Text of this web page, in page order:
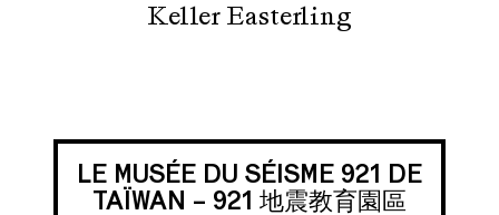
Keller Easterling
LE MUSÉE DU SÉISME 921 DE
TAÏWAN – 921 地震教育園區